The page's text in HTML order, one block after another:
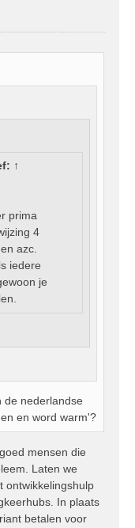
↑
prima
4
azc.
iedere
je
de nederlandse
en word warm'?
mensen die
Laten we
ontwikkelingshulp
In plaats
betalen voor